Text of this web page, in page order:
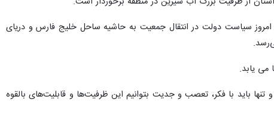
سیاست دولت در انتقال جمعیت به حاشیه ساحل خلیج فارس و دریای
می یابد.
باید با فکر، تعصب و جدیت بتوانیم این ظرفیت‌ها و قابلیت‌های بالقوه